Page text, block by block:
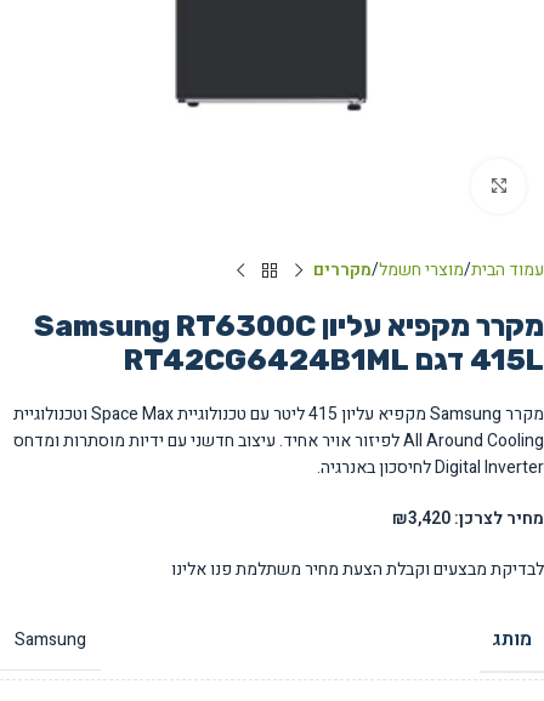
עמוד הבית מוצרי חשמל מקררים
מקרר מקפיא עליון Samsung RT6300C
415L דגם RT42CG6424B1ML
מקרר Samsung מקפיא עליון 415 ליטר עם טכנולוגיית Space Max וטכנולוגיית
All Around Cooling לפיזור אויר אחיד. עיצוב חדשני עם ידיות מוסתרות ומדחס
Digital Inverter לחיסכון באנרגיה.
מחיר לצרכן: ₪3,420
לבדיקת מבצעים וקבלת הצעת מחיר משתלמת פנו אלינו
מותג Samsung